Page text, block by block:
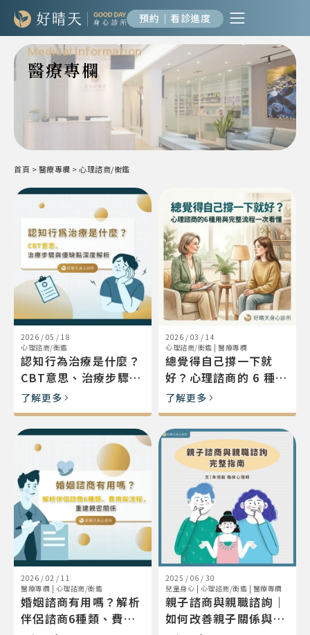
預約｜看診進度
Medical Information
醫療專欄
首頁 >醫療專欄 >心理諮商/衡鑑
2026 / 05 / 18
心理諮商/衡鑑
認知行為治療是什麼？
CBT意思、治療步驟與
優缺點深度解析
了解更多
2026 / 03 / 14
心理諮商/衡鑑 | 醫療專欄
總覺得自己撐一下就
好？心理諮商的 6 種類
型、費用與完整流程一
次看懂
了解更多
2026 / 02 / 11
醫療專欄 | 心理諮商/衡鑑
婚姻諮商有用嗎？解析
伴侶諮商6種類、費用
2025 / 06 / 30
兒童身心 | 心理諮商/衡鑑 | 醫療專欄
親子諮商與親職諮詢｜
如何改善親子關係與提